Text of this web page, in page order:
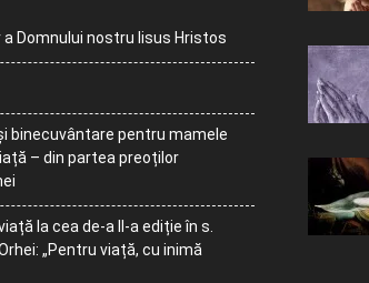
a Domnului nostru Iisus Hristos
binecuvântare pentru mamele
– din partea preoților
la cea de-a II-a ediție în s.
„Pentru viață, cu inimă